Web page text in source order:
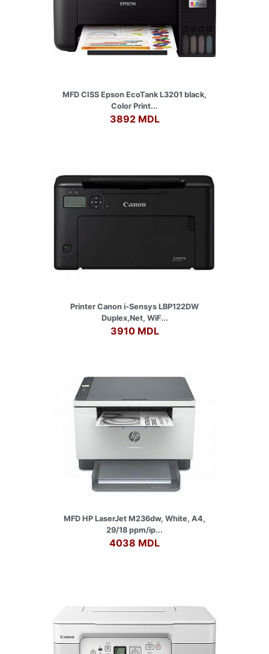
MFD CISS Epson EcoTank L3201 black,
Color Print...
3892 MDL
Printer Canon i-Sensys LBP122DW
Duplex,Net, WiF...
3910 MDL
MFD HP LaserJet M236dw, White, A4,
29/18 ppm/ip...
4038 MDL